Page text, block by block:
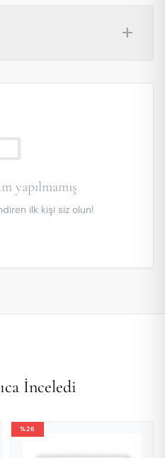
add
yapılmamış
ilk kişi siz olun!
İnceledi
%26